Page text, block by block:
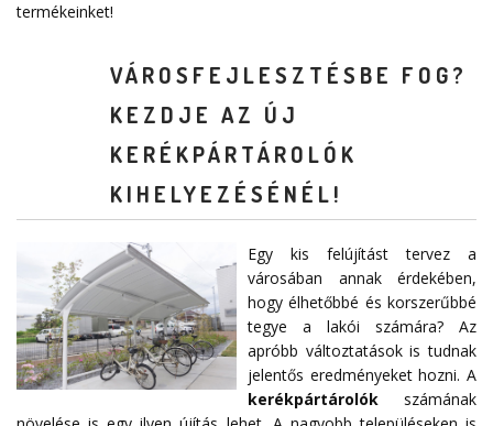
termékeinket!
VÁROSFEJLESZTÉSBE FOG?
KEZDJE AZ ÚJ
KERÉKPÁRTÁROLÓK
KIHELYEZÉSÉNÉL!
Egy kis felújítást tervez a
városában annak érdekében,
hogy élhetőbbé és korszerűbbé
tegye a lakói számára? Az
apróbb változtatások is tudnak
jelentős eredményeket hozni. A
kerékpártárolók számának